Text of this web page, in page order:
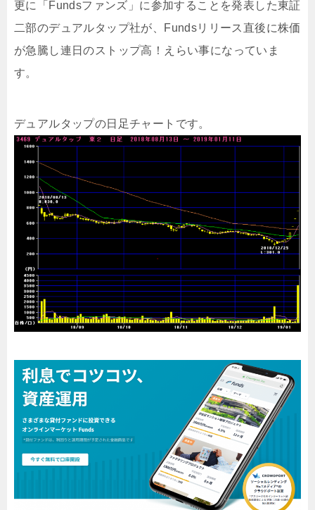
更に「Fundsファンズ」に参加することを発表した東証
二部のデュアルタップ社が、Fundsリリース直後に株価
が急騰し連日のストップ高！えらい事になっていま
す。
デュアルタップの日足チャートです。